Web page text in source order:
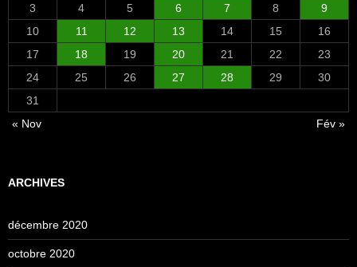
3
4 5 6 7 8
9
10
11 12 13 14 15
16
17
18 19 20 21 22
23
24
25 26 27 28 29
30
31
« Nov
Fév »
ARCHIVES
décembre 2020
octobre 2020